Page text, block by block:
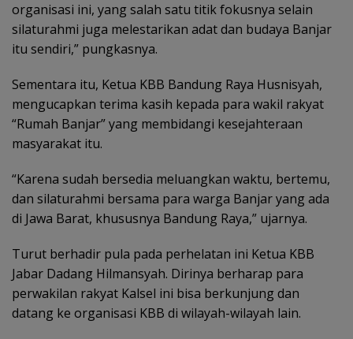
organisasi ini, yang salah satu titik fokusnya selain
silaturahmi juga melestarikan adat dan budaya Banjar
itu sendiri,” pungkasnya.
Sementara itu, Ketua KBB Bandung Raya Husnisyah,
mengucapkan terima kasih kepada para wakil rakyat
“Rumah Banjar” yang membidangi kesejahteraan
masyarakat itu.
“Karena sudah bersedia meluangkan waktu, bertemu,
dan silaturahmi bersama para warga Banjar yang ada
di Jawa Barat, khususnya Bandung Raya,” ujarnya.
Turut berhadir pula pada perhelatan ini Ketua KBB
Jabar Dadang Hilmansyah. Dirinya berharap para
perwakilan rakyat Kalsel ini bisa berkunjung dan
datang ke organisasi KBB di wilayah-wilayah lain.